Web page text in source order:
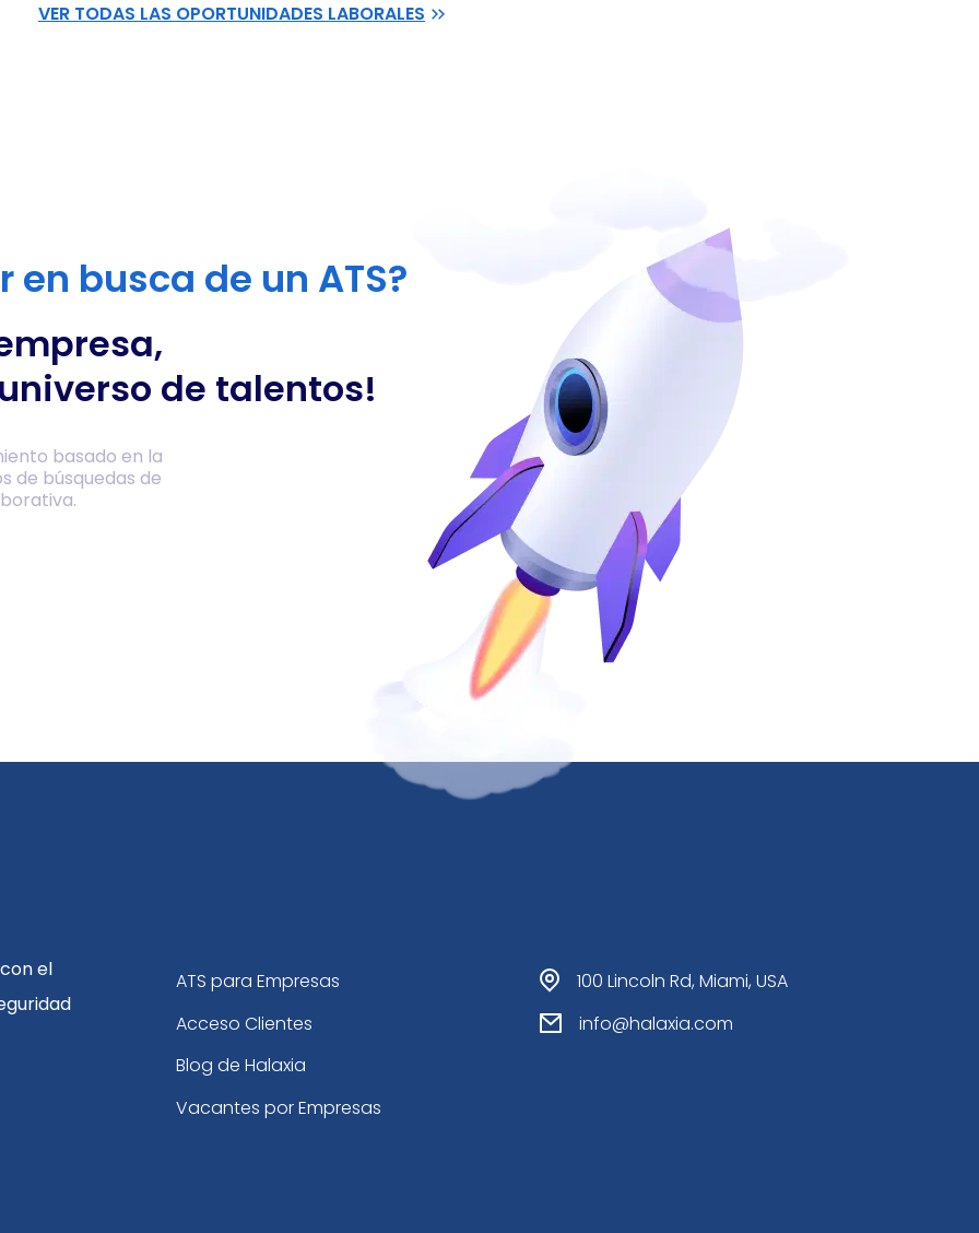
VER TODAS LAS OPORTUNIDADES LABORALES
en busca de un ATS?
de talentos!
basado en la
de búsquedas de
el
ATS para Empresas
Acceso Clientes
Blog de Halaxia
Vacantes por Empresas
100 Lincoln Rd, Miami, USA
info@halaxia.com